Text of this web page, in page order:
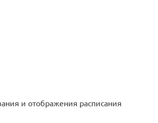
и отображения расписания